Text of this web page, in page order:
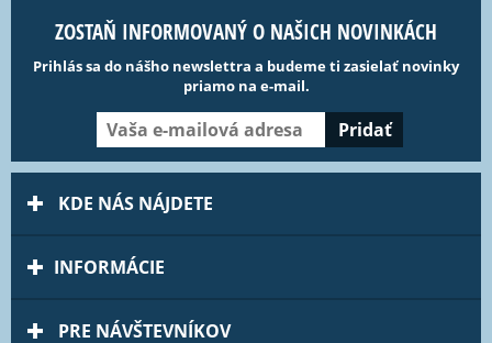
ZOSTAŇ INFORMOVANÝ O NAŠICH NOVINKÁCH
Prihlás sa do nášho newslettra a budeme ti zasielať novinky
priamo na e-mail.
KDE NÁS NÁJDETE
INFORMÁCIE
PRE NÁVŠTEVNÍKOV